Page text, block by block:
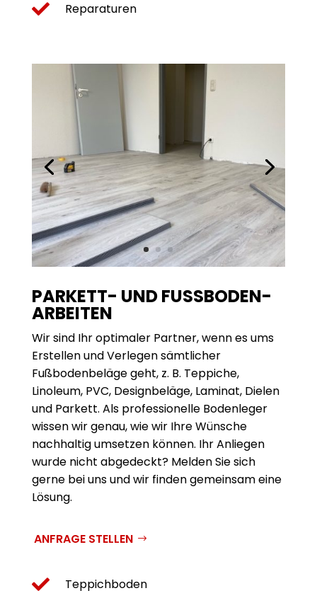
 Reparaturen
PARKETT- UND FUSSBODEN­A
RBEITEN
Wir sind Ihr optimaler Partner, wenn es ums
Erstellen und Verlegen sämtlicher
Fußboden­beläge geht, z. B. Teppiche,
Linoleum, PVC, Design­beläge, Laminat, Dielen
und Parkett. Als professionelle Boden­leger
wissen wir genau, wie wir Ihre Wünsche
nachhaltig umsetzen können. Ihr Anliegen
wurde nicht abgedeckt? Melden Sie sich
gerne bei uns und wir finden gemeinsam eine
Lösung.
ANFRAGE STELLEN
 Teppichboden